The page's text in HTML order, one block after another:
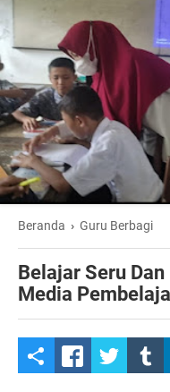
Beranda › Guru Berbagi
Belajar Seru
Media
S